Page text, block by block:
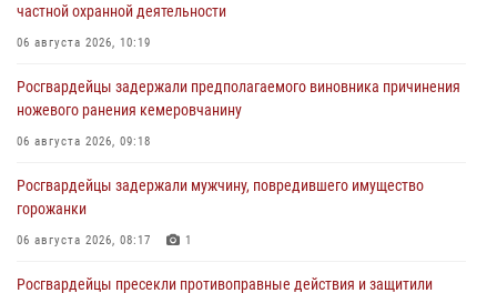
частной охранной деятельности
06 августа 2026, 10:19
Росгвардейцы задержали предполагаемого виновника причинения
ножевого ранения кемеровчанину
06 августа 2026, 09:18
Росгвардейцы задержали мужчину, повредившего имущество
горожанки
06 августа 2026, 08:17 1
Росгвардейцы пресекли противоправные действия и защитили